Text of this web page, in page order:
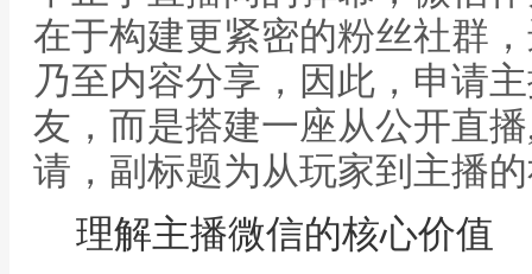
在于构建更紧密的粉丝社群
乃至内容分享，因此，申请
友，而是搭建一座从公开直
请，副标题为从玩家到主播
理解主播微信的核心价值